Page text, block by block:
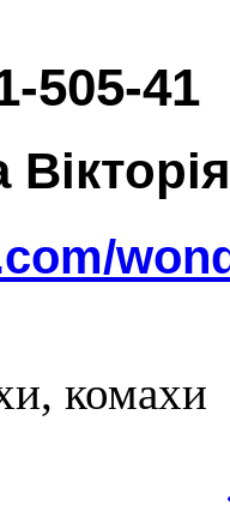
-505-41
комахи